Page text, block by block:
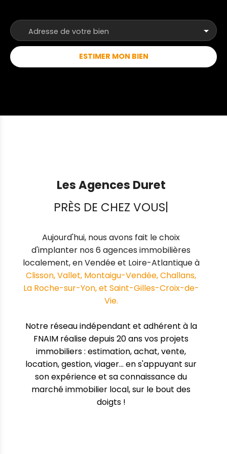
Adresse de votre bien
ESTIMER MON BIEN
Les Agences Duret
PRÈS DE CHEZ VOUS|
Aujourd'hui, nous avons fait le choix
d'implanter nos 6 agences immobilières
localement, en Vendée et Loire-Atlantique à
Clisson, Vallet, Montaigu-Vendée, Challans,
La Roche-sur-Yon, et Saint-Gilles-Croix-de-
Vie.
Notre réseau indépendant et adhérent à la
FNAIM réalise depuis 20 ans vos projets
immobiliers : estimation, achat, vente,
location, gestion, viager... en s'appuyant sur
son expérience et sa connaissance du
marché immobilier local, sur le bout des
doigts !